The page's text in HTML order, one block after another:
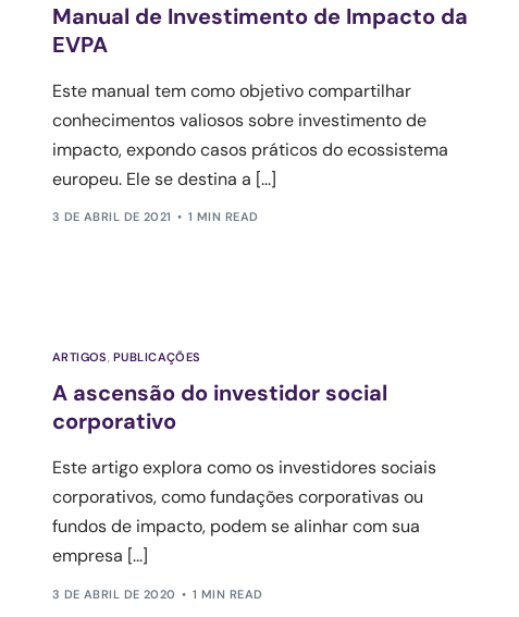
Manual de Investimento de Impacto da
EVPA
Este manual tem como objetivo compartilhar
conhecimentos valiosos sobre investimento de
impacto, expondo casos práticos do ecossistema
europeu. Ele se destina a [...]
3 DE ABRIL DE 2021 1 MIN READ
ARTIGOS, PUBLICAÇÕES
A ascensão do investidor social
corporativo
Este artigo explora como os investidores sociais
corporativos, como fundações corporativas ou
fundos de impacto, podem se alinhar com sua
empresa [...]
3 DE ABRIL DE 2020 1 MIN READ